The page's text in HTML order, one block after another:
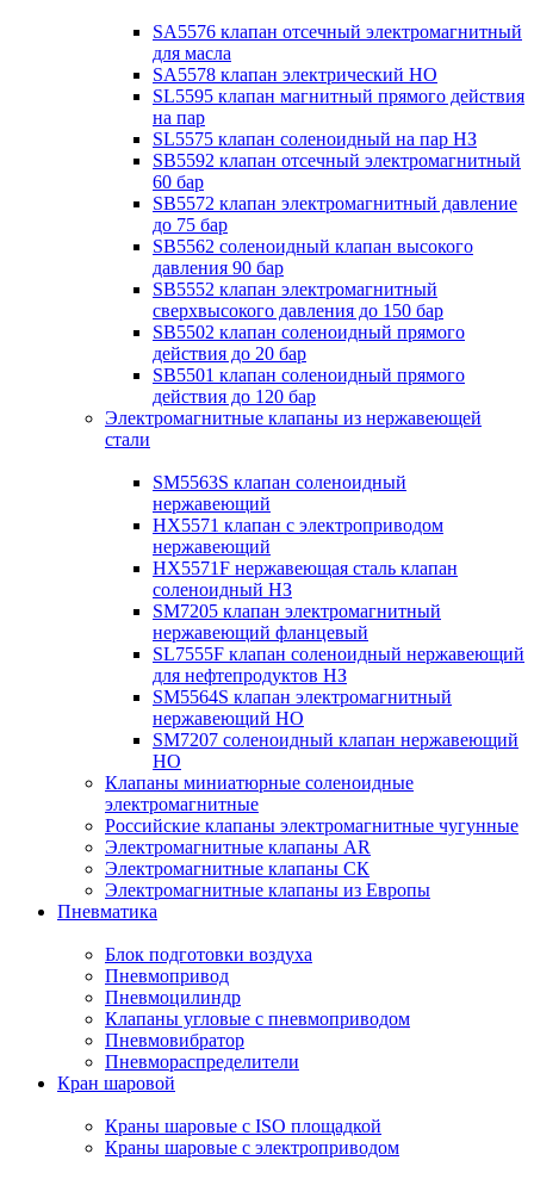
SA5576 клапан отсечный электромагнитный
для масла
SA5578 клапан электрический НО
SL5595 клапан магнитный прямого действия
на пар
SL5575 клапан соленоидный на пар НЗ
SB5592 клапан отсечный электромагнитный
60 бар
SB5572 клапан электромагнитный давление
до 75 бар
SB5562 соленоидный клапан высокого
давления 90 бар
SB5552 клапан электромагнитный
сверхвысокого давления до 150 бар
SB5502 клапан соленоидный прямого
действия до 20 бар
SB5501 клапан соленоидный прямого
действия до 120 бар
Электромагнитные клапаны из нержавеющей
стали
SM5563S клапан соленоидный
нержавеющий
HX5571 клапан с электроприводом
нержавеющий
HX5571F нержавеющая сталь клапан
соленоидный НЗ
SM7205 клапан электромагнитный
нержавеющий фланцевый
SL7555F клапан соленоидный нержавеющий
для нефтепродуктов НЗ
SM5564S клапан электромагнитный
нержавеющий НО
SM7207 соленоидный клапан нержавеющий
НО
Клапаны миниатюрные соленоидные
электромагнитные
Российские клапаны электромагнитные чугунные
Электромагнитные клапаны AR
Электромагнитные клапаны СК
Электромагнитные клапаны из Европы
Пневматика
Блок подготовки воздуха
Пневмопривод
Пневмоцилиндр
Клапаны угловые с пневмоприводом
Пневмовибратор
Пневмораспределители
Кран шаровой
Краны шаровые с ISO площадкой
Краны шаровые с электроприводом